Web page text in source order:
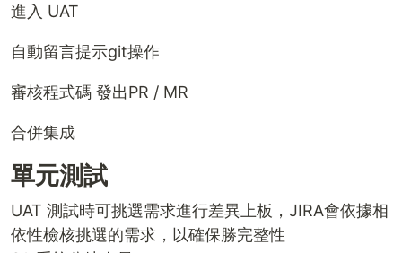
進入 UAT
自動留言提示git操作
審核程式碼 發出PR / MR
合併集成
單元測試
UAT 測試時可挑選需求進行差異上板，JIRA會依據相
依性檢核挑選的需求，以確保勝完整性